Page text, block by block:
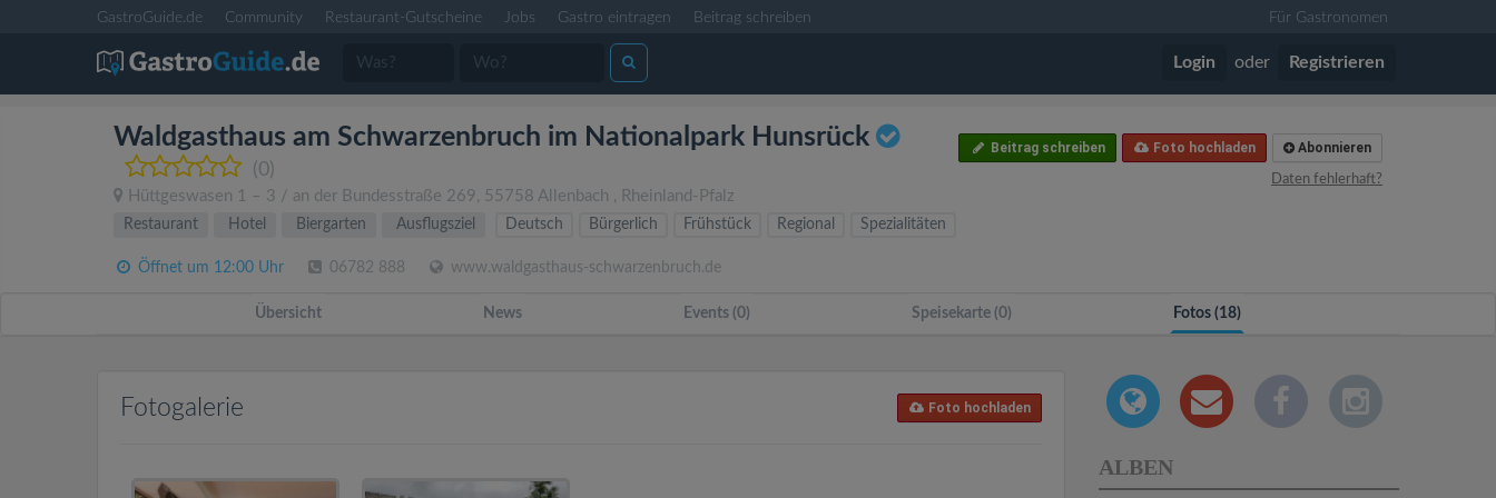
GastroGuide.de Community Restaurant-Gutscheine Jobs Gastro eintragen Beitrag schreiben Für Gastronomen
Login oder Registrieren
Waldgasthaus am Schwarzenbruch im Nationalpark Hunsrück
(0)
Hüttgeswasen 1 – 3 / an der Bundesstraße 269, 55758 Allenbach , Rheinland-Pfalz
Abonnieren
Foto hochladen
Beitrag schreiben
Daten fehlerhaft?
Restaurant Hotel Biergarten Ausflugsziel Deutsch Bürgerlich Frühstück Regional Spezialitäten
Öffnet um 12:00 Uhr 06782 888 www.waldgasthaus-schwarzenbruch.de
Übersicht News Events (0) Speisekarte (0) Fotos (18)
Fotogalerie Foto hochladen
ALBEN